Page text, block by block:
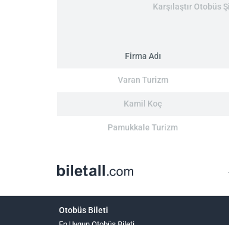
Karşılaştır Otobüs
Firma Adı
Varan Turizm
Kamil Koç
Pamukkale Turizm
Otobüs Bileti